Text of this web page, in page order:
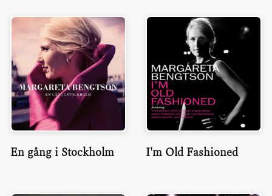
En gång i Stockholm I'm Old Fashioned